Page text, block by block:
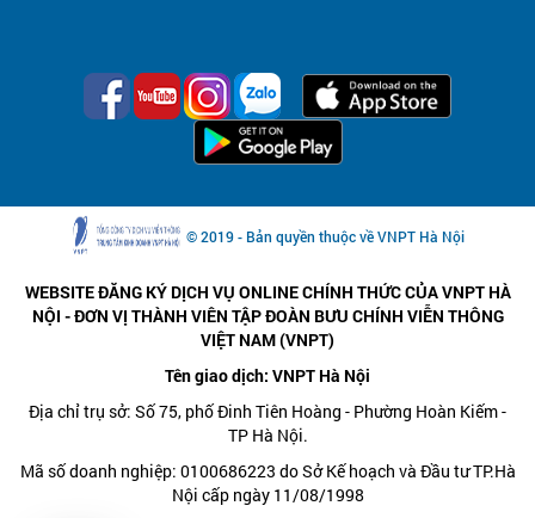
© 2019 - Bản quyền thuộc về VNPT Hà Nội
WEBSITE ĐĂNG KÝ DỊCH VỤ ONLINE CHÍNH THỨC CỦA VNPT HÀ
NỘI - ĐƠN VỊ THÀNH VIÊN TẬP ĐOÀN BƯU CHÍNH VIỄN THÔNG
VIỆT NAM (VNPT)
Tên giao dịch: VNPT Hà Nội
Địa chỉ trụ sở: Số 75, phố Đinh Tiên Hoàng - Phường Hoàn Kiếm -
TP Hà Nội.
Mã số doanh nghiệp: 0100686223 do Sở Kế hoạch và Đầu tư TP.Hà
Nội cấp ngày 11/08/1998